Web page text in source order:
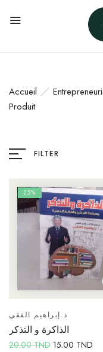
Accueil
Produit
FILTER
25%
د.إبراهيم الفقي
الذاكرة و التذكر
20.00TND 15.00 TND